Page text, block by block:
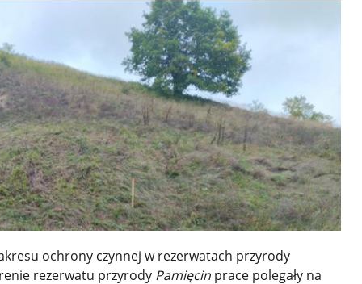
ochrony czynnej w rezerwatach przyrody
rezerwatu przyrody Pamięcin prace polegały na